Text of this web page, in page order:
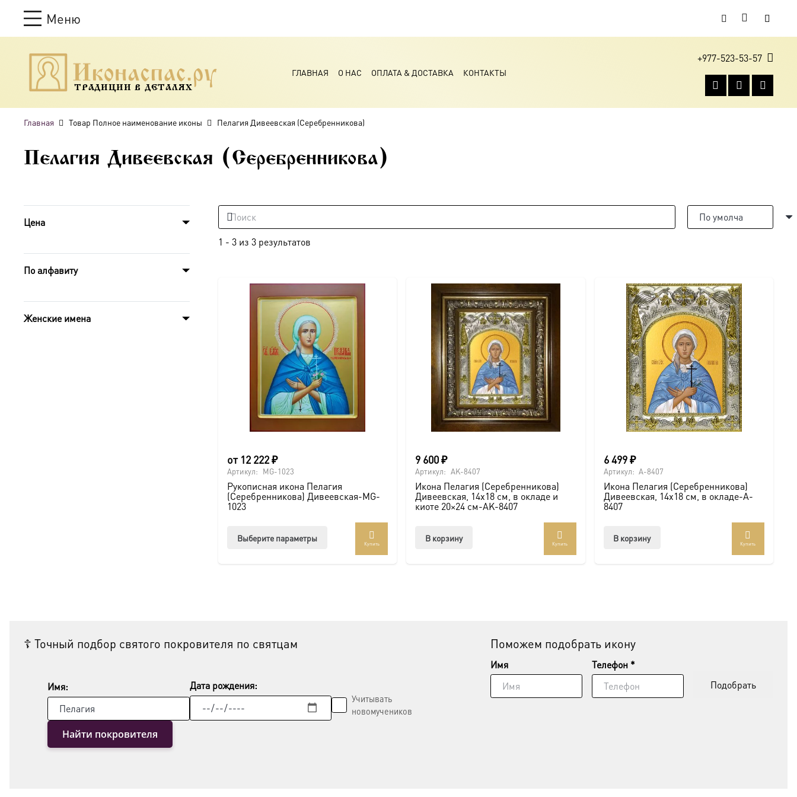
Меню
ТРАДИЦИИ В ДЕТАЛЯХ
ГЛАВНАЯ О НАС ОПЛАТА & ДОСТАВКА КОНТАКТЫ
+977-523-53-57
Главная Товар Полное наименование иконы Пелагия Дивеевская (Серебренникова)
Пелагия Дивеевская (Серебренникова)
Цена
По алфавиту
Женские имена
1 - 3 из 3 результатов
от 12 222₽
Артикул: MG-1023
Рукописная икона Пелагия
(Серебренникова) Дивеевская-MG-
1023
Выберите параметры
Купить
9 600₽
Артикул: AK-8407
Икона Пелагия (Серебренникова)
Дивеевская, 14х18 см, в окладе и
киоте 20×24 см-AK-8407
В корзину
Купить
6 499₽
Артикул: A-8407
Икона Пелагия (Серебренникова)
Дивеевская, 14х18 см, в окладе-A-
8407
В корзину
Купить
☦ Точный подбор святого покровителя по святцам
Имя: Дата рождения:
Учитывать
новомучеников
Найти покровителя
Поможем подобрать икону
Имя
Телефон *
Подобрать